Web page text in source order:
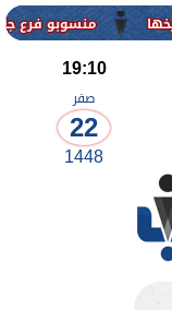
منسوبو فرع جامعة
19:10
صفر
22
1448